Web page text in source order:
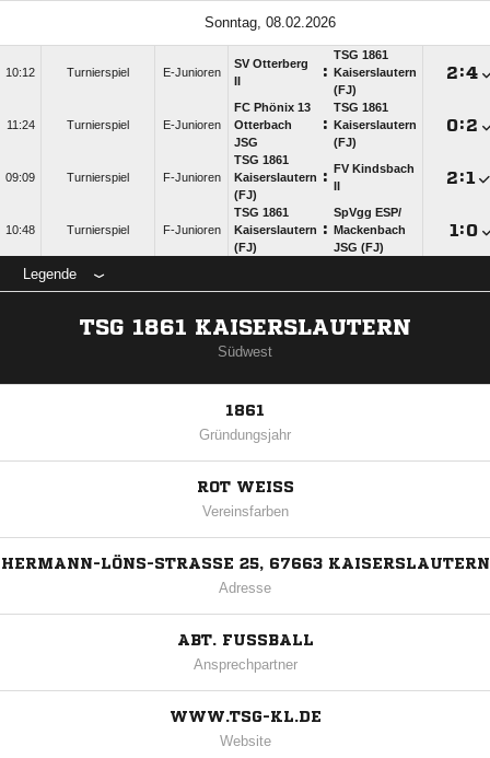
Sonntag, 08.02.2026
10:12 Turnierspiel E-Junioren
SV Otterberg
:
TSG 1861
Kaiserslautern
(FJ)
:
11:24 Turnierspiel E-Junioren
FC Phönix 13
Otterbach
JSG
:
TSG 1861
Kaiserslautern
(FJ)
:
09:09 Turnierspiel F-Junioren
TSG 1861
Kaiserslautern
(FJ)
:
FV Kindsbach
:
10:48 Turnierspiel F-Junioren
TSG 1861
Kaiserslautern
(FJ)
:
SpVgg ESP/​
Mackenbach
JSG (FJ)
:
Legende
TSG 1861 KAISERSLAUTERN
Südwest
1861
Gründungsjahr
ROT WEISS
Vereinsfarben
HERMANN-LÖNS-STRASSE 25, 67663 KAISERSLAUTERN
Adresse
ABT. FUSSBALL
Ansprechpartner
WWW.TSG-KL.DE
Website